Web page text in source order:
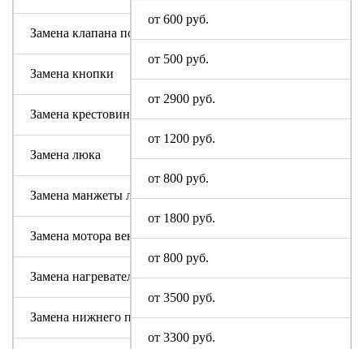
от 600 руб.
от 500 руб.
от 2900 руб.
от 1200 руб.
от 800 руб.
от 1800 руб.
от 800 руб.
от 3500 руб.
от 3300 руб.
Замена клапана подачи воды
Замена кнопки
Замена крестовины
Замена люка
Замена манжеты люка
Замена мотора вентилятора сушки
Замена нагревательного элемента (тена)
Замена нижнего противовеса